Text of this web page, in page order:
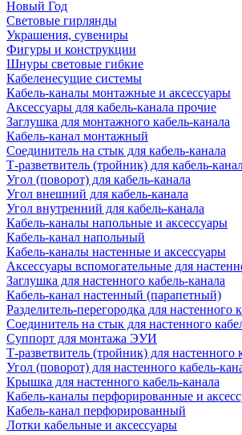
Новый Год
Световые гирлянды
Украшения, сувениры
Фигуры и конструкции
Шнуры световые гибкие
Кабеленесущие системы
Кабель-каналы монтажные и аксессуары
Аксессуары для кабель-канала прочие
Заглушка для монтажного кабель-канала
Кабель-канал монтажный
Соединитель на стык для кабель-канала
Т-разветвитель (тройник) для кабель-
Угол (поворот) для кабель-канала
Угол внешний для кабель-канала
Угол внутренний для кабель-канала
Кабель-каналы напольные и аксессуары
Кабель-канал напольный
Кабель-каналы настенные и аксессуары
Аксессуары вспомогательные для
Заглушка для настенного кабель-канала
Кабель-канал настенный (парапетный)
Разделитель-перегородка для настенного
Соединитель на стык для настенного
Суппорт для монтажа ЭУИ
Т-разветвитель (тройник) для настенного
Угол (поворот) для настенного кабель-
Крышка для настенного кабель-канала
Кабель-каналы перфорированные и
Кабель-канал перфорированный
Лотки кабельные и аксессуары